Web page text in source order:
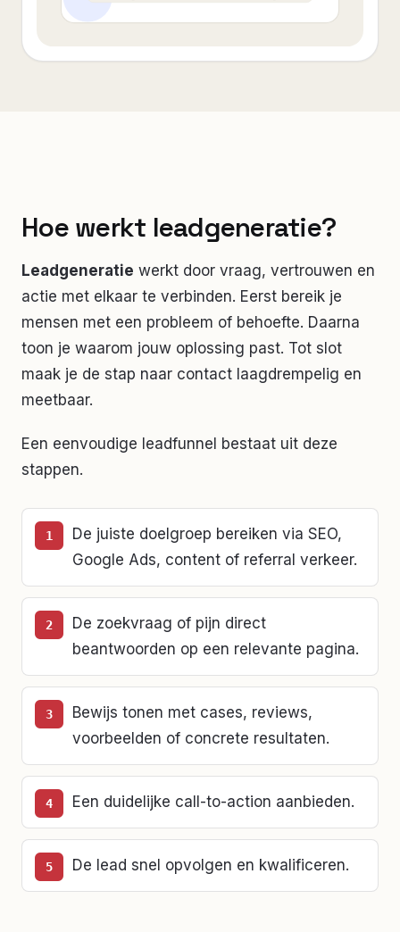
Hoe werkt leadgeneratie?
Leadgeneratie werkt door vraag, vertrouwen en
actie met elkaar te verbinden. Eerst bereik je
mensen met een probleem of behoefte. Daarna
toon je waarom jouw oplossing past. Tot slot
maak je de stap naar contact laagdrempelig en
meetbaar.
Een eenvoudige leadfunnel bestaat uit deze
stappen.
De juiste doelgroep bereiken via SEO,
Google Ads, content of referral verkeer.
De zoekvraag of pijn direct
beantwoorden op een relevante pagina.
Bewijs tonen met cases, reviews,
voorbeelden of concrete resultaten.
Een duidelijke call-to-action aanbieden.
De lead snel opvolgen en kwalificeren.